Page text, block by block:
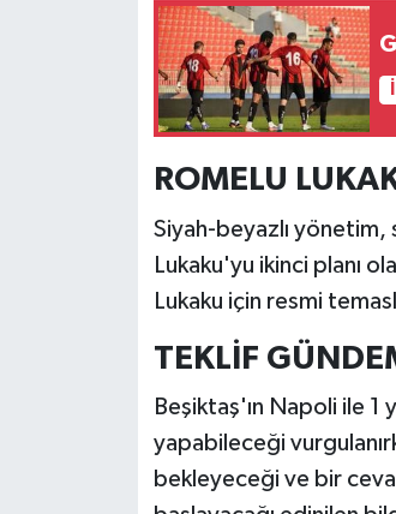
ROMELU
Siyah-beyazlı
Lukaku'yu ikinci planı
Lukaku için resmi
TEKLİF
Beşiktaş'ın Napoli ile 1
yapabileceği
bekleyeceği ve bir